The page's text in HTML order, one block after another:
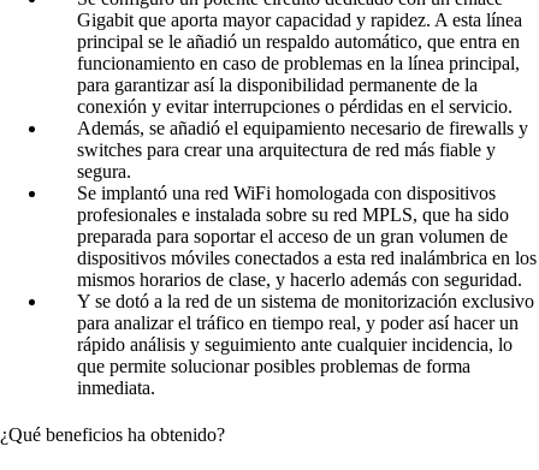
Gigabit que aporta mayor capacidad y rapidez. A esta línea
principal se le añadió un respaldo automático, que entra en
funcionamiento en caso de problemas en la línea principal,
para garantizar así la disponibilidad permanente de la
conexión y evitar interrupciones o pérdidas en el servicio.
Además, se añadió el equipamiento necesario de firewalls y
switches para crear una arquitectura de red más fiable y
segura.
Se implantó una red WiFi homologada con dispositivos
profesionales e instalada sobre su red MPLS, que ha sido
preparada para soportar el acceso de un gran volumen de
dispositivos móviles conectados a esta red inalámbrica en los
mismos horarios de clase, y hacerlo además con seguridad.
Y se dotó a la red de un sistema de monitorización exclusivo
para analizar el tráfico en tiempo real, y poder así hacer un
rápido análisis y seguimiento ante cualquier incidencia, lo
que permite solucionar posibles problemas de forma
inmediata.
¿Qué beneficios ha obtenido?